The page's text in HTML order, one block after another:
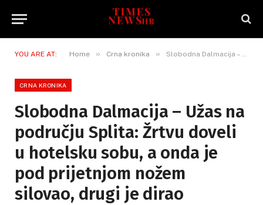
YOU ARE AT: Home » Crna kronika » Slobodna Dalmacija – Užas na području Splita: Žrtvu doveli u hotelsku sobu, a onda je pod prijetnjom nožem silovao, drugi je dirao
CRNA KRONIKA
Slobodna Dalmacija – Užas na
području Splita: Žrtvu doveli
u hotelsku sobu, a onda je
pod prijetnjom nožem
silovao, drugi je dirao